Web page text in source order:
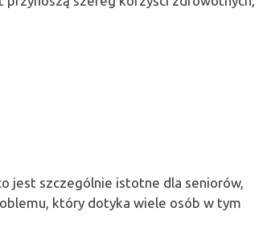
jest szczególnie istotne dla seniorów,
który dotyka wiele osób w tym